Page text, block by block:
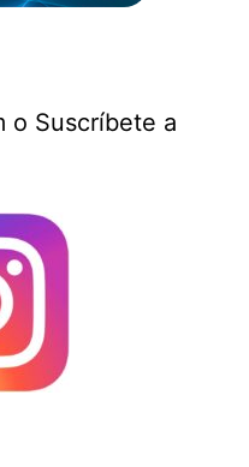
o Suscríbete a